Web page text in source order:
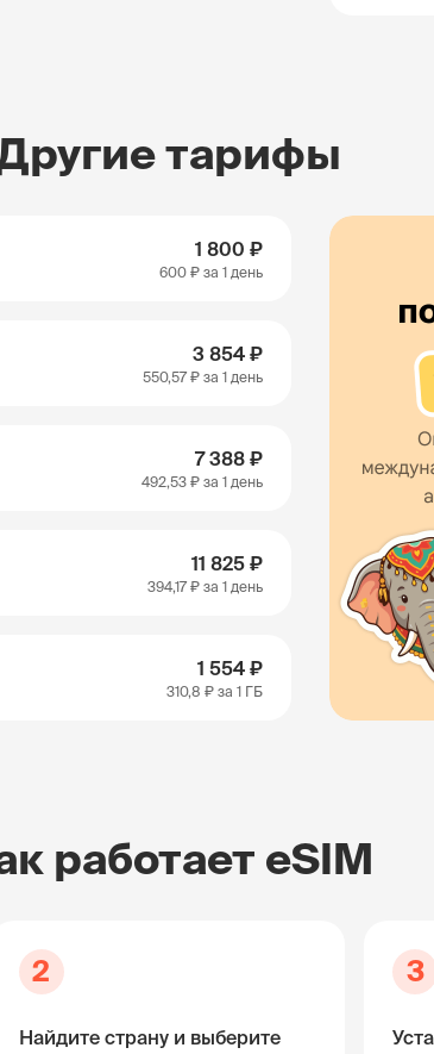
тарифы
1 800 ₽
600 ₽ за 1 день
3 854 ₽
550,57 ₽ за 1 день
7 388 ₽
492,53 ₽ за 1 день
11 825 ₽
394,17 ₽ за 1 день
1 554 ₽
310,8 ₽ за 1 ГБ
работает eSIM
2
Найдите страну и выберите
3